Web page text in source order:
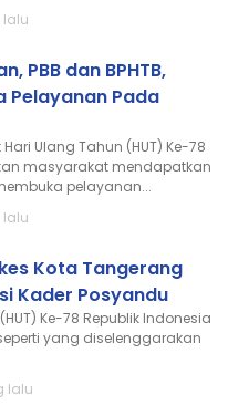
lalu
PBB dan BPHTB,
Pelayanan Pada
Ulang Tahun (HUT) Ke-78
masyarakat mendapatkan
pelayanan...
Kota Tangerang
Kader Posyandu
Ke-78 Republik Indonesia
yang diselenggarakan
lalu